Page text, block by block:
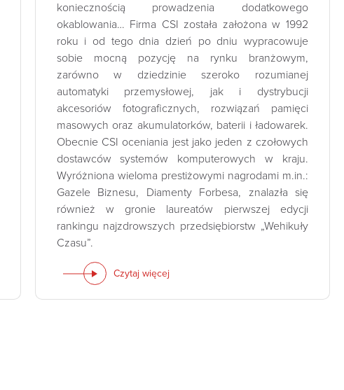
koniecznością prowadzenia dodatkowego
okablowania… Firma CSI została założona w 1992
roku i od tego dnia dzień po dniu wypracowuje
sobie mocną pozycję na rynku branżowym,
zarówno w dziedzinie szeroko rozumianej
automatyki przemysłowej, jak i dystrybucji
akcesoriów fotograficznych, rozwiązań pamięci
masowych oraz akumulatorków, baterii i ładowarek.
Obecnie CSI oceniania jest jako jeden z czołowych
dostawców systemów komputerowych w kraju.
Wyróżniona wieloma prestiżowymi nagrodami m.in.:
Gazele Biznesu, Diamenty Forbesa, znalazła się
również w gronie laureatów pierwszej edycji
rankingu najzdrowszych przedsiębiorstw „Wehikuły
Czasu”.
Czytaj więcej